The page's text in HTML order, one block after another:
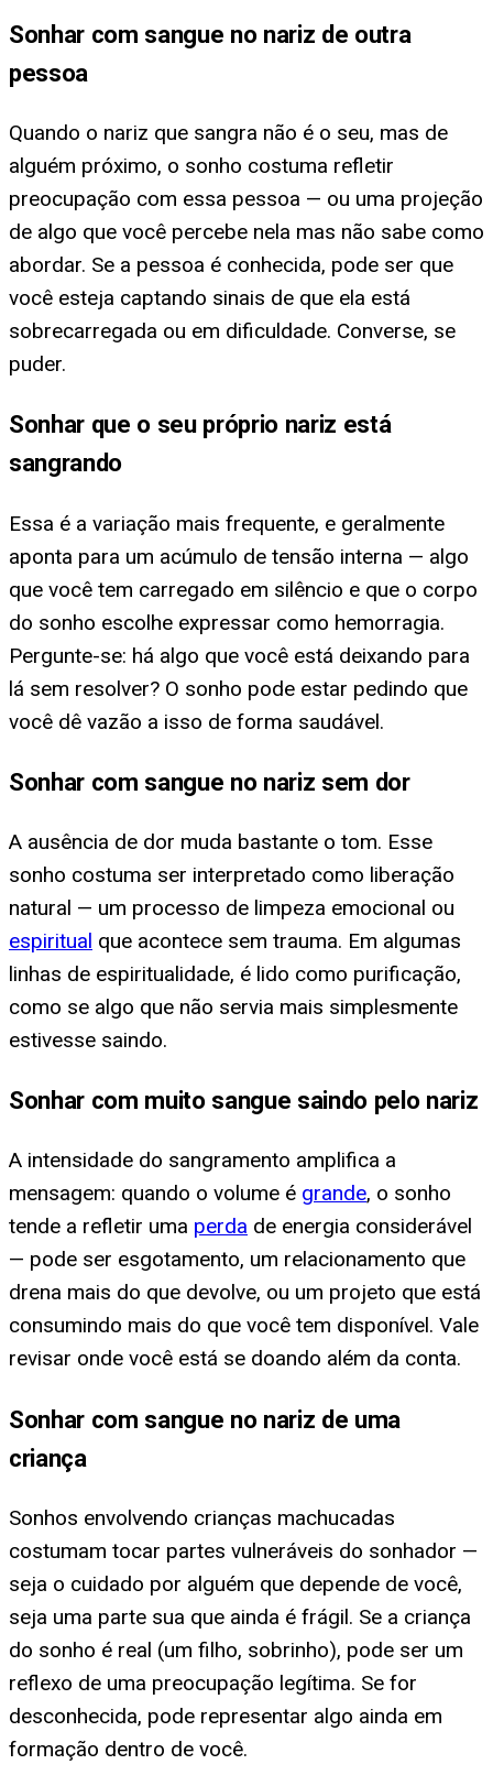
Sonhar com sangue no nariz de outra
pessoa
Quando o nariz que sangra não é o seu, mas de
alguém próximo, o sonho costuma refletir
preocupação com essa pessoa — ou uma projeção
de algo que você percebe nela mas não sabe como
abordar. Se a pessoa é conhecida, pode ser que
você esteja captando sinais de que ela está
sobrecarregada ou em dificuldade. Converse, se
puder.
Sonhar que o seu próprio nariz está
sangrando
Essa é a variação mais frequente, e geralmente
aponta para um acúmulo de tensão interna — algo
que você tem carregado em silêncio e que o corpo
do sonho escolhe expressar como hemorragia.
Pergunte-se: há algo que você está deixando para
lá sem resolver? O sonho pode estar pedindo que
você dê vazão a isso de forma saudável.
Sonhar com sangue no nariz sem dor
A ausência de dor muda bastante o tom. Esse
sonho costuma ser interpretado como liberação
natural — um processo de limpeza emocional ou
espiritual que acontece sem trauma. Em algumas
linhas de espiritualidade, é lido como purificação,
como se algo que não servia mais simplesmente
estivesse saindo.
Sonhar com muito sangue saindo pelo nariz
A intensidade do sangramento amplifica a
mensagem: quando o volume é grande, o sonho
tende a refletir uma perda de energia considerável
— pode ser esgotamento, um relacionamento que
drena mais do que devolve, ou um projeto que está
consumindo mais do que você tem disponível. Vale
revisar onde você está se doando além da conta.
Sonhar com sangue no nariz de uma
criança
Sonhos envolvendo crianças machucadas
costumam tocar partes vulneráveis do sonhador —
seja o cuidado por alguém que depende de você,
seja uma parte sua que ainda é frágil. Se a criança
do sonho é real (um filho, sobrinho), pode ser um
reflexo de uma preocupação legítima. Se for
desconhecida, pode representar algo ainda em
formação dentro de você.